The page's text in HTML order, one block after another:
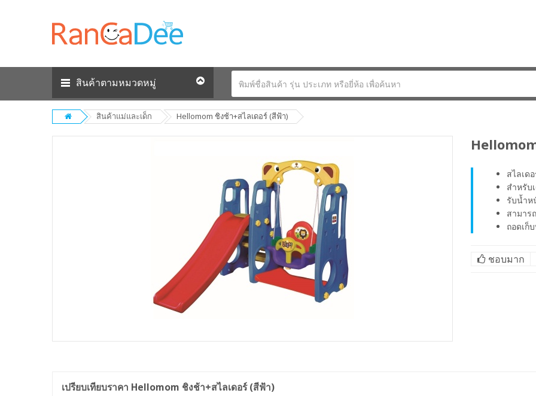
สินค้าตามหมวดหมู่
สินค้าแม่และเด็ก Hellomom ชิงช้า+สไลเดอร์ (สีฟ้า)
สไลเด
สำหรับ
รับน้ำห
สามาร
ถอดเก็
ชอบมาก
เปรียบเทียบราคา Hellomom ชิงช้า+สไลเดอร์ (สีฟ้า)